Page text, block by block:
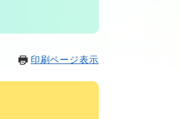
印刷ページ表示